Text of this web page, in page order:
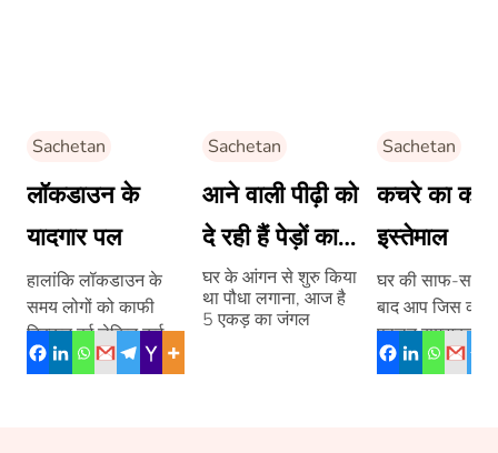
Sachetan
लॉकडाउन के
यादगार पल
हालांकि लॉकडाउन के
समय लोगों को काफी
दिक्कत हुई लेकिन कई
ऐसे पल भी आएं, जब सभी
Sachetan
आने वाली पीढ़ी को
दे रही हैं पेड़ों का
खजाना –
कोल्लक्कयिल
घर के आंगन से शुरु किया
था पौधा लगाना, आज है
5 एकड़ का जंगल
Sachetan
कचरे का करें
इस्तेमाल
घर की साफ-
बाद आप जिस
फालतू समझकर
हैं, वह कचरा अब